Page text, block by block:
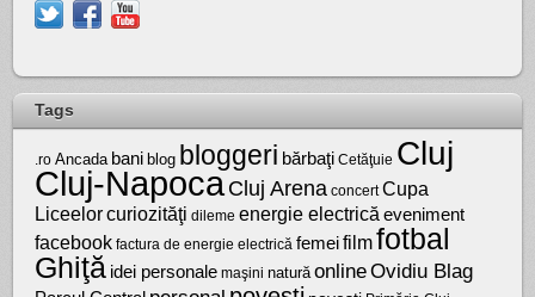
Tags
.ro Ancada bani blog bloggeri bărbaţi Cetăţuie Cluj
Cluj-NapocaCluj Arena concert Cupa
Liceelorcuriozităţi dileme energie electrică eveniment
facebook factura de energie electrică femei filmfotbal
Ghiţă idei personale maşini natură onlineOvidiu Blag